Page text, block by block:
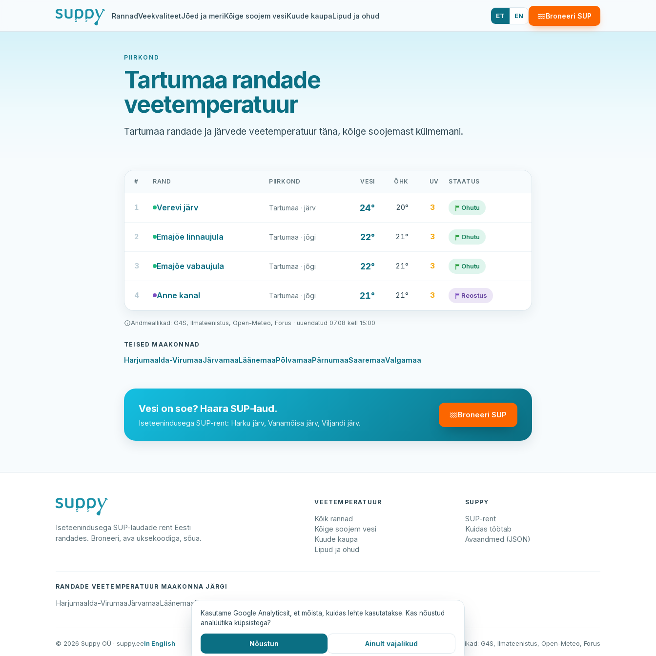
RannadVeekvaliteetJõed ja meriKõige soojem vesiKuude kaupaLipud ja ohud ET EN Broneeri SUP
PIIRKOND
Tartumaa randade
veetemperatuur
Tartumaa randade ja järvede veetemperatuur täna, kõige soojemast külmemani.
randade
soojem
eespool
# RAND PIIRKOND VESI ÕHK UV STAATUS
1 Verevi järv Tartumaa · järv 24° 20° 3 Ohutu
2 Emajõe linnaujula Tartumaa · jõgi 22° 21° 3 Ohutu
3 Emajõe vabaujula Tartumaa · jõgi 22° 21° 3 Ohutu
4 Anne kanal Tartumaa · jõgi 21° 21° 3 Reostus
Andmeallikad: G4S, Ilmateenistus, Open-Meteo, Forus · uuendatud 07.08 kell 15:00
TEISED MAAKONNAD
HarjumaaIda-VirumaaJärvamaaLäänemaaPõlvamaaPärnumaaSaaremaaValgamaa
Vesi on soe? Haara SUP-laud.
Iseteenindusega SUP-rent: Harku järv, Vanamõisa järv, Viljandi järv.
Broneeri SUP
Iseteenindusega SUP-laudade rent Eesti
randades. Broneeri, ava uksekoodiga, sõua.
VEETEMPERATUUR
Kõik rannad
Kõige soojem vesi
Kuude kaupa
Lipud ja ohud
SUPPY
SUP-rent
Kuidas töötab
Avaandmed (JSON)
RANDADE VEETEMPERATUUR MAAKONNA JÄRGI
HarjumaaIda-VirumaaJärvamaaLäänemaaPõlvamaaPärnumaaSaaremaaTartumaaValgamaa
© 2026 Suppy OÜ · suppy.eeIn English Andmeallikad: G4S, Ilmateenistus, Open-Meteo, Forus
Kasutame Google Analyticsit, et mõista, kuidas lehte kasutatakse. Kas nõustud
analüütika küpsistega?
Nõustun Ainult vajalikud